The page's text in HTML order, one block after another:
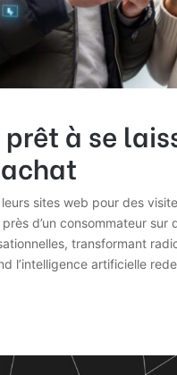
à se
sites web pour des
d’un consommateur
transformant
l’intelligence artificielle